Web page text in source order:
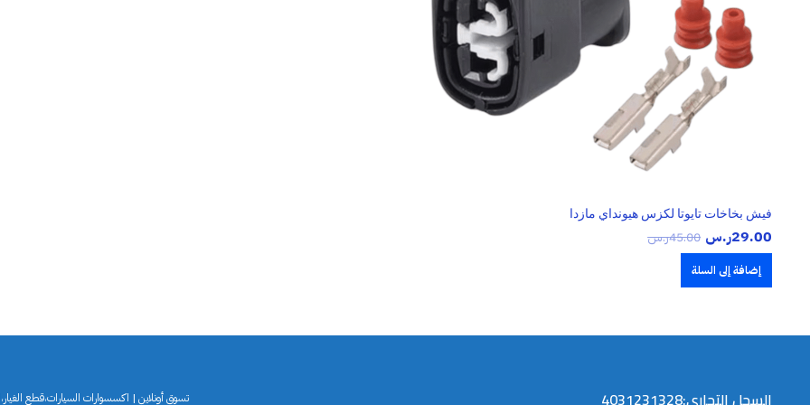
فيش بخاخات تايوتا لكزس هيونداي مازدا
29.00ر.س 45.00ر.س
إضافة إلى السلة
تسوق أونلاين | اكسسوارات السيارات،قطع